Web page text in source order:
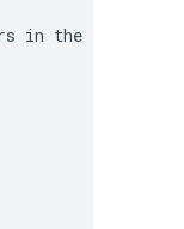
in the list.